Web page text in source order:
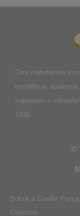
Com ingredientes
excelência,
superiores e
1930.
©
Sobre a Credin
Contacto